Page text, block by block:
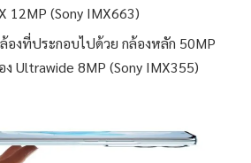
12MP (Sony IMX663)
องที่ประกอบไปด้วย กล้องหลัก 50MP
ง Ultrawide 8MP (Sony IMX355)